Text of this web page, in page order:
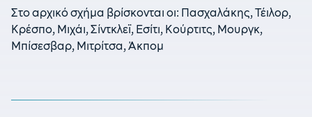
Στο αρχικό σχήμα βρίσκονται οι: Πασχαλάκης, Τέιλορ,
Κρέσπο, Μιχάι, Σίντκλεϊ, Εσίτι, Κούρτιτς, Μουργκ,
Μπίσεσβαρ, Μιτρίτσα, Άκπομ